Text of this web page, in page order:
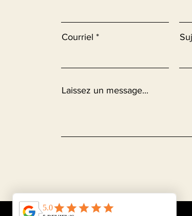
Courriel
Laissez un message...